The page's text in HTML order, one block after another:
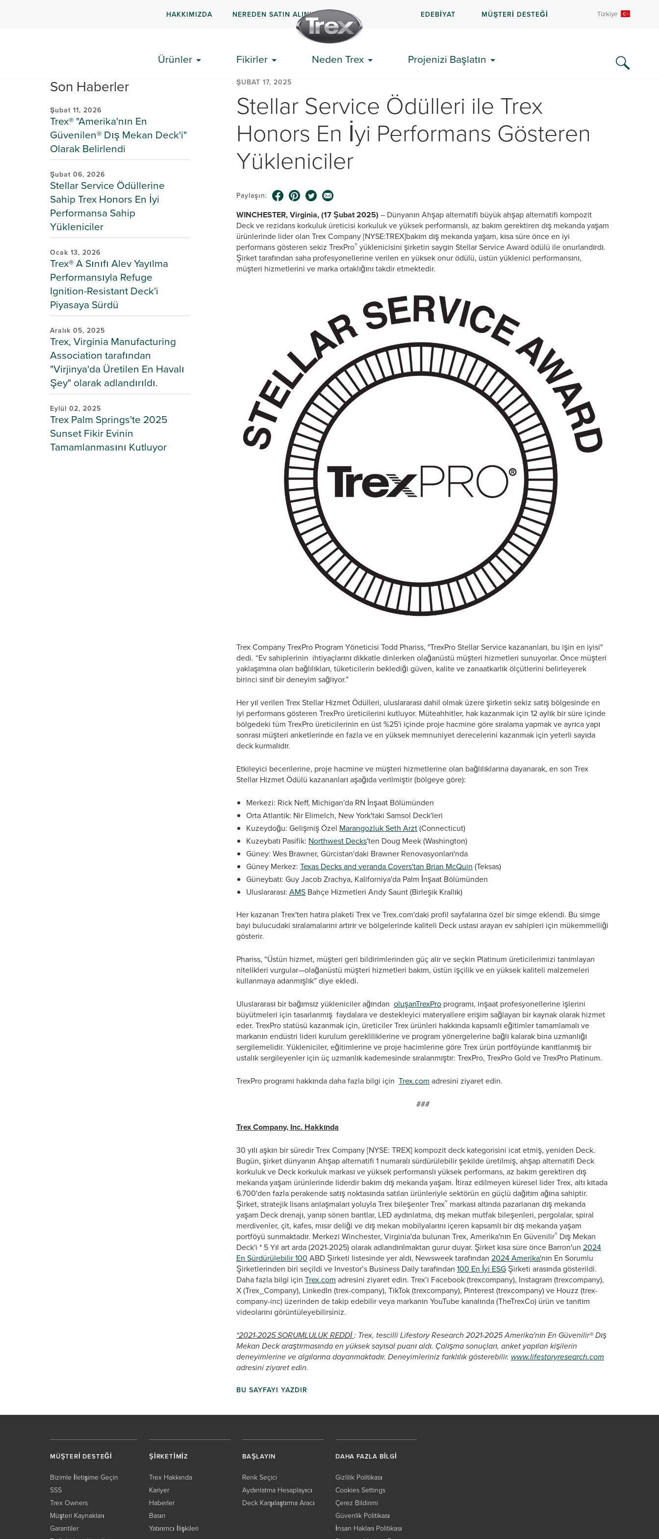
HAKKIMIZDA NEREDEN SATIN ALINIR EDEBİYAT MÜŞTERİ DESTEĞİ Türkiye
Ürünler Fikirler Neden Trex Projenizi Başlatın
Son Haberler
Şubat 11, 2026
Trex® "Amerika'nın En
Güvenilen® Dış Mekan Deck'i"
Olarak Belirlendi
Şubat 06, 2026
Stellar Service Ödüllerine
Sahip Trex Honors En İyi
Performansa Sahip
Yükleniciler
Ocak 13, 2026
Trex® A Sınıfı Alev Yayılma
Performansıyla Refuge
Ignition-Resistant Deck'i
Piyasaya Sürdü
Aralık 05, 2025
Trex, Virginia Manufacturing
Association tarafından
"Virjinya'da Üretilen En Havalı
Şey" olarak adlandırıldı.
Eylül 02, 2025
Trex Palm Springs'te 2025
Sunset Fikir Evinin
Tamamlanmasını Kutluyor
ŞUBAT 17, 2025
Stellar Service Ödülleri ile Trex
Honors En İyi Performans Gösteren
Yükleniciler
Paylaşın:
WINCHESTER, Virginia, (17 Şubat 2025) – Dünyanın Ahşap alternatifi büyük ahşap alternatifi kompozit
Deck ve rezidans korkuluk üreticisi korkuluk ve yüksek performanslı, az bakım gerektiren dış mekanda yaşam
ürünlerinde lider olan Trex Company [NYSE:TREX]bakım dış mekanda yaşam, kısa süre önce en iyi
performans gösteren sekiz TrexPro® yüklenicisini şirketin saygın Stellar Service Award ödülü ile onurlandırdı.
Şirket tarafından saha profesyonellerine verilen en yüksek onur ödülü, üstün yüklenici performansını,
müşteri hizmetlerini ve marka ortaklığını takdir etmektedir.
Trex Company TrexPro Program Yöneticisi Todd Phariss, "TrexPro Stellar Service kazananları, bu işin en iyisi"
dedi. “Ev sahiplerinin ihtiyaçlarını dikkatle dinlerken olağanüstü müşteri hizmetleri sunuyorlar. Önce müşteri
yaklaşımına olan bağlılıkları, tüketicilerin beklediği güven, kalite ve zanaatkarlık ölçütlerini belirleyerek
birinci sınıf bir deneyim sağlıyor.”
Her yıl verilen Trex Stellar Hizmet Ödülleri, uluslararası dahil olmak üzere şirketin sekiz satış bölgesinde en
iyi performans gösteren TrexPro üreticilerini kutluyor. Müteahhitler, hak kazanmak için 12 aylık bir süre içinde
bölgedeki tüm TrexPro üreticilerinin en üst %25'i içinde proje hacmine göre sıralama yapmak ve ayrıca yapı
sonrası müşteri anketlerinde en fazla ve en yüksek memnuniyet derecelerini kazanmak için yeterli sayıda
deck kurmalıdır.
Etkileyici becerilerine, proje hacmine ve müşteri hizmetlerine olan bağlılıklarına dayanarak, en son Trex
Stellar Hizmet Ödülü kazananları aşağıda verilmiştir (bölgeye göre):
Merkezi: Rick Neff, Michigan'da RN İnşaat Bölümünden
Orta Atlantik: Nir Elimelch, New York'taki Samsol Deck'leri
Kuzeydoğu: Gelişmiş Özel Marangozluk Seth Arzt(Connecticut)
Kuzeybatı Pasifik: Northwest Decks'ten Doug Meek (Washington)
Güney: Wes Brawner, Gürcistan'daki Brawner Renovasyonları'nda
Güney Merkez: Texas Decks and veranda Covers'tan Brian McQuin (Teksas)
Güneybatı: Guy Jacob Zrachya, Kaliforniya'da Palm İnşaat Bölümünden
Uluslararası: AMS Bahçe Hizmetleri Andy Saunt (Birleşik Krallık)
Her kazanan Trex'ten hatıra plaketi Trex ve Trex.com'daki profil sayfalarına özel bir simge eklendi. Bu simge
bayi bulucudaki sıralamalarını artırır ve bölgelerinde kaliteli Deck ustası arayan ev sahipleri için mükemmelliği
gösterir.
Phariss, “Üstün hizmet, müşteri geri bildirimlerinden güç alır ve seçkin Platinum üreticilerimizi tanımlayan
nitelikleri vurgular—olağanüstü müşteri hizmetleri bakım, üstün işçilik ve en yüksek kaliteli malzemeleri
kullanmaya adanmışlık” diye ekledi.
Uluslararası bir bağımsız yükleniciler ağından oluşanTrexPro programı, inşaat profesyonellerine işlerini
büyütmeleri için tasarlanmış faydalara ve destekleyici materyallere erişim sağlayan bir kaynak olarak hizmet
eder. TrexPro statüsü kazanmak için, üreticiler Trex ürünleri hakkında kapsamlı eğitimler tamamlamalı ve
markanın endüstri lideri kurulum gerekliliklerine ve program yönergelerine bağlı kalarak bina uzmanlığı
sergilemelidir. Yükleniciler, eğitimlerine ve proje hacimlerine göre Trex ürün portföyünde kanıtlanmış bir
ustalık sergileyenler için üç uzmanlık kademesinde sıralanmıştır: TrexPro, TrexPro Gold ve TrexPro Platinum.
TrexPro programı hakkında daha fazla bilgi için Trex.com adresini ziyaret edin.
###
Trex Company, Inc. Hakkında
30 yılı aşkın bir süredir Trex Company [NYSE: TREX] kompozit deck kategorisini icat etmiş, yeniden Deck.
Bugün, şirket dünyanın Ahşap alternatifi 1 numaralı sürdürülebilir şekilde üretilmiş, ahşap alternatifi Deck
korkuluk ve Deck korkuluk markası ve yüksek performanslı yüksek performans, az bakım gerektiren dış
mekanda yaşam ürünlerinde liderdir bakım dış mekanda yaşam. İtiraz edilmeyen küresel lider Trex, altı kıtada
6.700'den fazla perakende satış noktasında satılan ürünleriyle sektörün en güçlü dağıtım ağına sahiptir.
Şirket, stratejik lisans anlaşmaları yoluyla Trex bileşenler Trex® markası altında pazarlanan dış mekanda
yaşam Deck drenajı, yanıp sönen bantlar, LED aydınlatma, dış mekan mutfak bileşenleri, pergolalar, spiral
merdivenler, çit, kafes, mısır deliği ve dış mekan mobilyalarını içeren kapsamlı bir dış mekanda yaşam
portföyü sunmaktadır. Merkezi Winchester, Virginia'da bulunan Trex, Amerika'nın En Güvenilir® Dış Mekan
Deck'i * 5 Yıl art arda (2021-2025) olarak adlandırılmaktan gurur duyar. Şirket kısa süre önce Barron'un 2024
En Sürdürülebilir 100 ABD Şirketi listesinde yer aldı, Newsweek tarafından 2024 Amerika'nın En Sorumlu
Şirketlerinden biri seçildi ve Investor’s Business Daily tarafından 100 En İyi ESG Şirketi arasında gösterildi.
Daha fazla bilgi için Trex.com adresini ziyaret edin. Trex’i Facebook (trexcompany), Instagram (trexcompany),
X (Trex_Company), LinkedIn (trex-company), TikTok (trexcompany), Pinterest (trexcompany) ve Houzz (trex-
company-inc) üzerinden de takip edebilir veya markanın YouTube kanalında (TheTrexCo) ürün ve tanıtım
videolarını görüntüleyebilirsiniz.
*2021-2025 SORUMLULUK REDDİ: Trex, tescilli Lifestory Research 2021-2025 Amerika'nın En Güvenilir® Dış
Mekan Deck araştırmasında en yüksek sayısal puanı aldı. Çalışma sonuçları, anket yapılan kişilerin
deneyimlerine ve algılarına dayanmaktadır. Deneyimleriniz farklılık gösterebilir. www.lifestoryresearch.com
adresini ziyaret edin.
BU SAYFAYI YAZDIR
MÜŞTERİ DESTEĞİ
Bizimle İletişime Geçin
SSS
Trex Owners
Müşteri Kaynakları
Garantiler
ŞİRKETİMİZ
Trex Hakkında
Kariyer
Haberler
Basın
Yatırımcı İlişkileri
BAŞLAYIN
Renk Seçici
Aydınlatma Hesaplayıcı
Deck Karşılaştırma Aracı
DAHA FAZLA BİLGİ
Gizlilik Politikası
Cookies Settings
Çerez Bildirimi
Güvenlik Politikası
İnsan Hakları Politikası